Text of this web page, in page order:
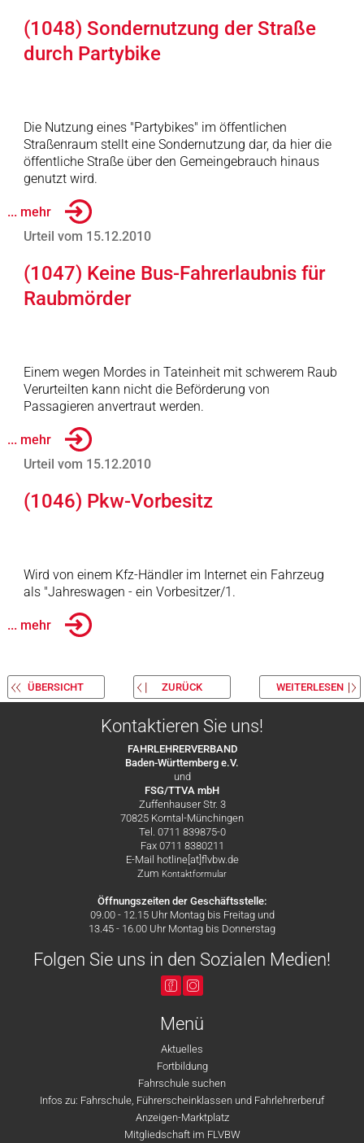
(1048) Sondernutzung der Straße
durch Partybike
Die Nutzung eines "Partybikes" im öffentlichen
Straßenraum stellt eine Sondernutzung dar, da hier die
öffentliche Straße über den Gemeingebrauch hinaus
genutzt wird.
... mehr
Urteil vom 15.12.2010
(1047) Keine Bus-Fahrerlaubnis für
Raubmörder
Einem wegen Mordes in Tateinheit mit schwerem Raub
Verurteilten kann nicht die Beförderung von
Passagieren anvertraut werden.
... mehr
Urteil vom 15.12.2010
(1046) Pkw-Vorbesitz
Wird von einem Kfz-Händler im Internet ein Fahrzeug
als "Jahreswagen - ein Vorbesitzer/1.
... mehr
ÜBERSICHT ZURÜCK WEITERLESEN
Kontaktieren Sie uns!
FAHRLEHRERVERBAND
Baden-Württemberg e.V.
und
FSG/TTVA mbH
Zuffenhauser Str. 3
70825 Korntal-Münchingen
Tel. 0711 839875-0
Fax 0711 8380211
E-Mail hotline[at]flvbw.de
Zum Kontaktformular
Öffnungszeiten der Geschäftsstelle:
09.00 - 12.15 Uhr Montag bis Freitag und
13.45 - 16.00 Uhr Montag bis Donnerstag
Folgen Sie uns in den Sozialen Medien!
Menü
Aktuelles
Fortbildung
Fahrschule suchen
Infos zu: Fahrschule, Führerscheinklassen und Fahrlehrerberuf
Anzeigen-Marktplatz
Mitgliedschaft im FLVBW